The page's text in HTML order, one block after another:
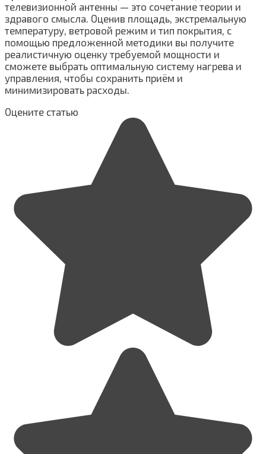
телевизионной антенны — это сочетание теории и
здравого смысла. Оценив площадь, экстремальную
температуру, ветровой режим и тип покрытия, с
помощью предложенной методики вы получите
реалистичную оценку требуемой мощности и
сможете выбрать оптимальную систему нагрева и
управления, чтобы сохранить приём и
минимизировать расходы.
Оцените статью